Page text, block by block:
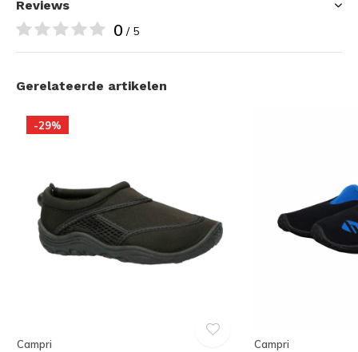
Reviews
0 / 5
Gerelateerde artikelen
-29%
Campri Campri